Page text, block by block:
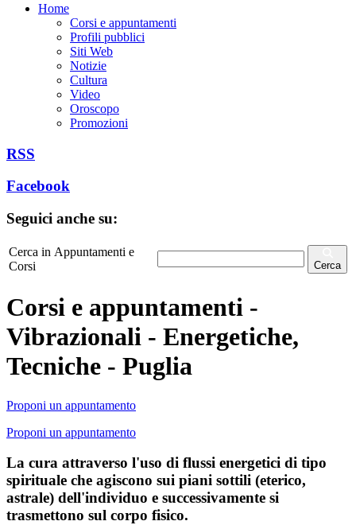
Home
Corsi e appuntamenti
Profili pubblici
Siti Web
Notizie
Cultura
Video
Oroscopo
Promozioni
RSS
Facebook
Seguici anche su:
Cerca in Appuntamenti e
Corsi
Cerca
Corsi e appuntamenti -
Vibrazionali - Energetiche,
Tecniche - Puglia
Proponi un appuntamento
Proponi un appuntamento
La cura attraverso l'uso di flussi energetici di tipo
spirituale che agiscono sui piani sottili (eterico,
astrale) dell'individuo e successivamente si
trasmettono sul corpo fisico.